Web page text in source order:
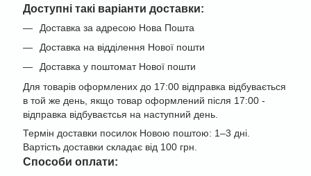
Доступні такі варіанти доставки:
Доставка за адресою Нова Пошта
Доставка на відділення Нової пошти
Доставка у поштомат Нової пошти
Для товарів оформлених до 17:00 відправка відбувається
в той же день, якщо товар оформлений після 17:00 -
відправка відбуваєтсья на наступний день.
Термін доставки посилок Новою поштою: 1–3 дні.
Вартість доставки складає від 100 грн.
Cпособи оплати: